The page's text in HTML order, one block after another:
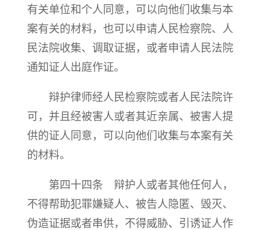
有关单位和个人同意，可以向他们收集与本
案有关的材料，也可以申请人民检察院、人
民法院收集、调取证据，或者申请人民法院
通知证人出庭作证。
辩护律师经人民检察院或者人民法院许
可，并且经被害人或者其近亲属、被害人提
供的证人同意，可以向他们收集与本案有关
的材料。
第四十四条 辩护人或者其他任何人，
不得帮助犯罪嫌疑人、被告人隐匿、毁灭、
伪造证据或者串供，不得威胁、引诱证人作